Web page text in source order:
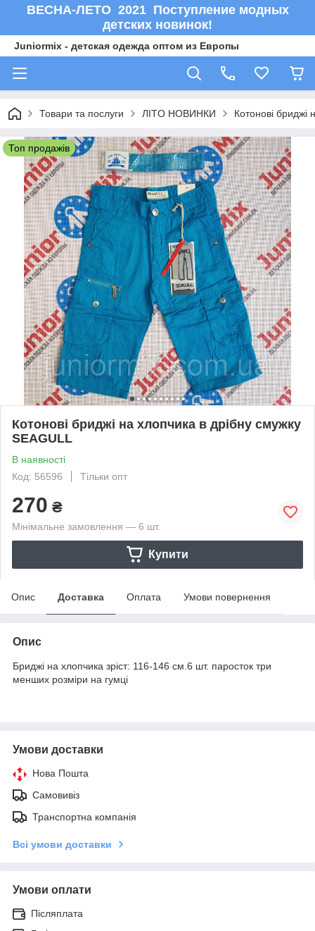
ВЕСНА-ЛЕТО 2021 Поступление модных
детских новинок!
Juniormix - детская одежда оптом из Европы
Товари та послуги ЛITO HOBИНКИ Котонові бриджі
Топ продажів
Котонові бриджі на хлопчика в дрібну смужку
SEAGULL
В наявності
Код: 56596
Тільки опт
270 ₴
Мінімальне замовлення — 6 шт.
Купити
Опис Доставка Оплата Умови повернення
Опис
Бриджі на хлопчика зріст: 116-146 см.6 шт. паросток три
менших розміри на гумці
Умови доставки
Нова Пошта
Самовивіз
Транспортна компанія
Всі умови доставки
Умови оплати
Післяплата